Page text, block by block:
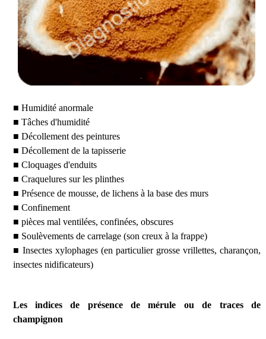
■ Humidité anormale
■ Tâches d'humidité
■ Décollement des peintures
■ Décollement de la tapisserie
■ Cloquages d'enduits
■ Craquelures sur les plinthes
■ Présence de mousse, de lichens à la base des murs
■ Confinement
■ pièces mal ventilées, confinées, obscures
■ Soulèvements de carrelage (son creux à la frappe)
■ Insectes xylophages (en particulier grosse vrillettes, charançon,
insectes nidificateurs)
Les indices de présence de mérule ou de traces de
champignon